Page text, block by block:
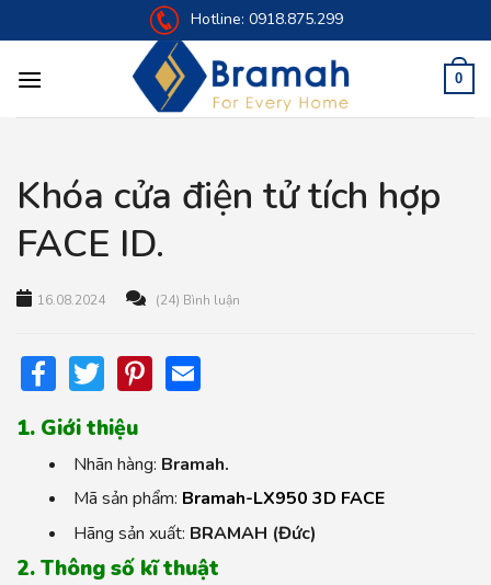
to
Hotline: 0918.875.299
0
Khóa cửa điện tử tích hợp
FACE ID.
16.08.2024 (24) Bình luận
Facebook
TwitterPinterest
1. Giới thiệu
Nhãn hàng: Bramah.
Mã sản phẩm: Bramah-LX950 3D FACE
Hãng sản xuất: BRAMAH (Đức)
2. Thông số kĩ thuật